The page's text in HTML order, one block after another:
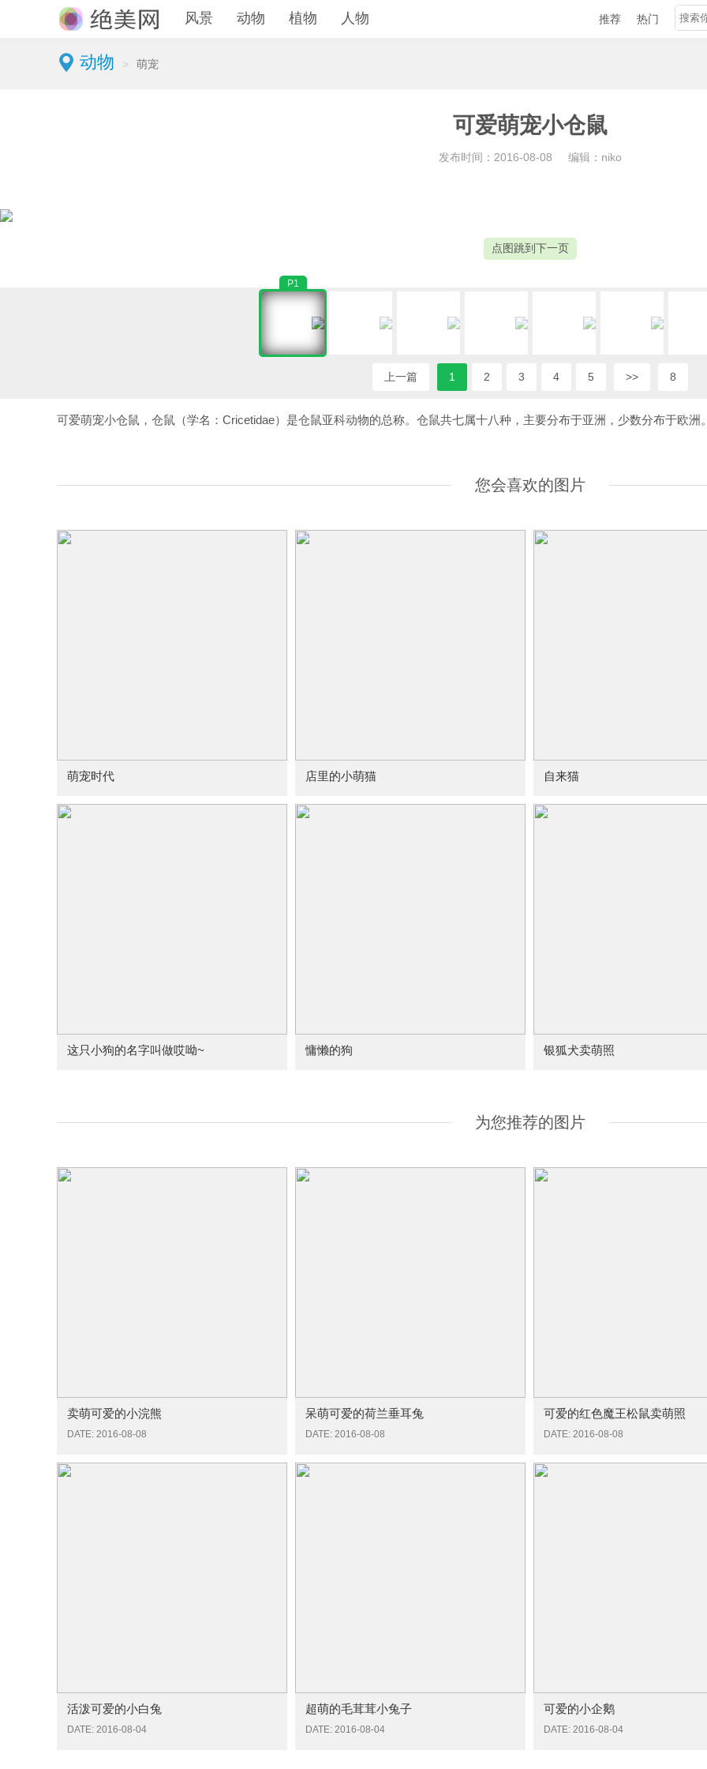
风景 动物 植物 人物 推荐 热门
动物 > 萌宠
可爱萌宠小仓鼠
发布时间：2016-08-08 编辑：niko
点图跳到下一页
P1
上一篇 1 2 3 4 5 >> 8
可爱萌宠小仓鼠，仓鼠（学名：Cricetidae）是仓鼠亚科动物的总称。仓鼠共七属十八种，主要分布于亚洲，少数分布于欧洲
您会喜欢的图片
萌宠时代 店里的小萌猫 自来猫
这只小狗的名字叫做哎呦~ 慵懒的狗 银狐犬卖萌照
为您推荐的图片
卖萌可爱的小浣熊
DATE: 2016-08-08
呆萌可爱的荷兰垂耳兔
DATE: 2016-08-08
可爱的红色魔王松鼠卖萌照
DATE: 2016-08-08
活泼可爱的小白兔
DATE: 2016-08-04
超萌的毛茸茸小兔子
DATE: 2016-08-04
可爱的小企鹅
DATE: 2016-08-04